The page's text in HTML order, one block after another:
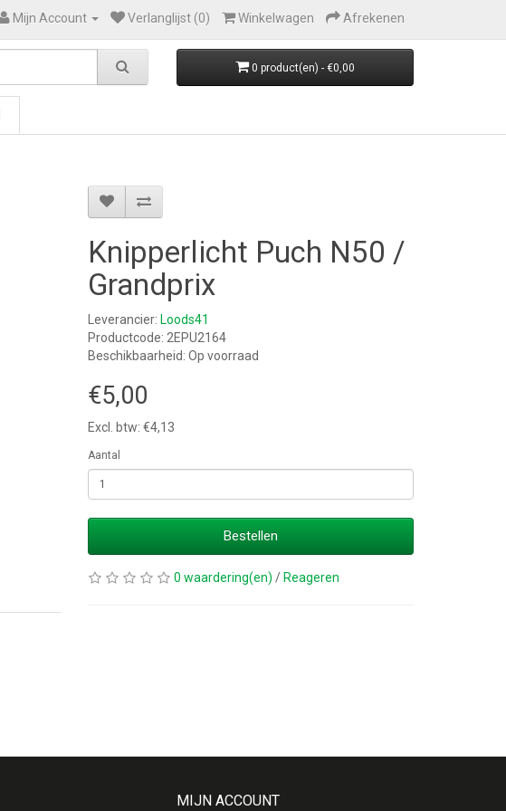
Mijn Account Verlanglijst (0) Winkelwagen Afrekenen
0 product(en) - €0,00
Knipperlicht Puch N50 /
Grandprix
Leverancier: Loods41
Productcode: 2EPU2164
Beschikbaarheid: Op voorraad
€5,00
Excl. btw: €4,13
Aantal
Bestellen
0 waardering(en) / Reageren
MIJN ACCOUNT